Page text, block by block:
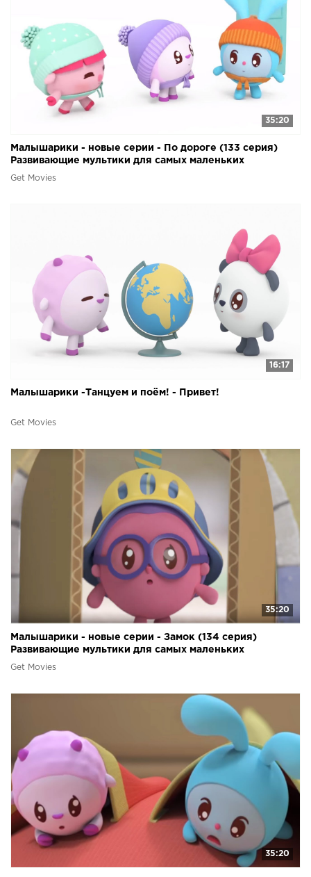
35:20
Малышарики - новые серии - По дороге (133 серия)
Развивающие мультики для самых маленьких
Get Movies
16:17
Малышарики -Танцуем и поём! - Привет!
Get Movies
35:20
Малышарики - новые серии - Замок (134 серия)
Развивающие мультики для самых маленьких
Get Movies
35:20